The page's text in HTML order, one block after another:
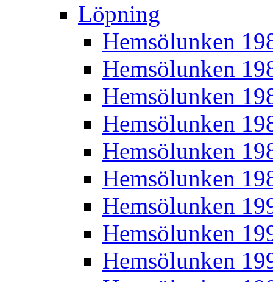
Löpning
Hemsölunken
Hemsölunken
Hemsölunken
Hemsölunken
Hemsölunken
Hemsölunken
Hemsölunken
Hemsölunken
Hemsölunken